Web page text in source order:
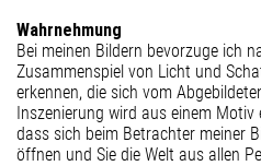
Wahrnehmung
Bei meinen Bildern bevorzuge ich
Zusammenspiel von Licht und
erkennen, die sich vom
Inszenierung wird aus einem
dass sich beim Betrachter meiner
öffnen und Sie die Welt aus allen